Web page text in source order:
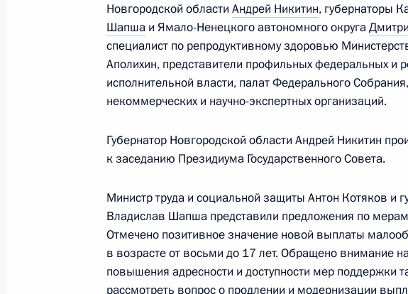
Новгородской области Андрей Никитин, губернаторы
Шапша и Ямало-Ненецкого автономного округа
специалист по репродуктивному здоровью
Аполихин, представители профильных федеральных и
исполнительной власти, палат Федерального
некоммерческих и научно-экспертных организаций.
Губернатор Новгородской области Андрей Никитин
к заседанию Президиума Государственного Совета.
Министр труда и социальной защиты Антон Котяков и
Владислав Шапша представили предложения по
Отмечено позитивное значение новой выплаты
в возрасте от восьми до 17 лет. Обращено внимание
повышения адресности и доступности мер поддержки
рассмотреть вопрос о продлении и модернизации